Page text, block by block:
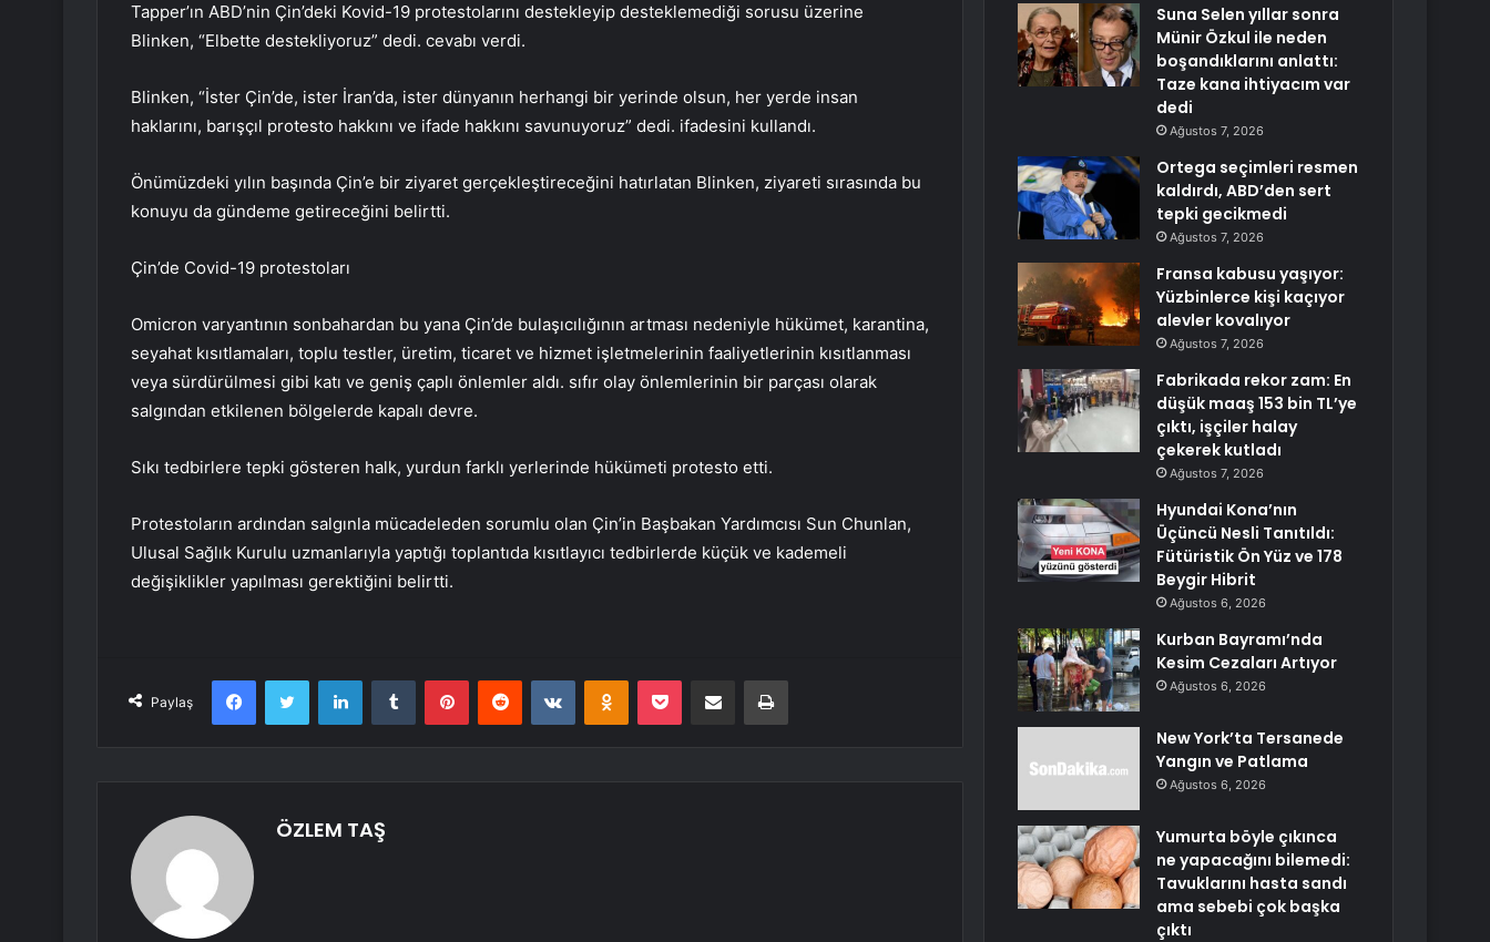
Tapper’ın ABD’nin Çin’deki Kovid-19 protestolarını destekleyip desteklemediği sorusu üzerine
Blinken, “Elbette destekliyoruz” dedi. cevabı verdi.
Blinken, “İster Çin’de, ister İran’da, ister dünyanın herhangi bir yerinde olsun, her yerde insan
haklarını, barışçıl protesto hakkını ve ifade hakkını savunuyoruz” dedi. ifadesini kullandı.
Önümüzdeki yılın başında Çin’e bir ziyaret gerçekleştireceğini hatırlatan Blinken, ziyareti sırasında bu
konuyu da gündeme getireceğini belirtti.
Çin’de Covid-19 protestoları
Omicron varyantının sonbahardan bu yana Çin’de bulaşıcılığının artması nedeniyle hükümet, karantina,
seyahat kısıtlamaları, toplu testler, üretim, ticaret ve hizmet işletmelerinin faaliyetlerinin kısıtlanması
veya sürdürülmesi gibi katı ve geniş çaplı önlemler aldı. sıfır olay önlemlerinin bir parçası olarak
salgından etkilenen bölgelerde kapalı devre.
Sıkı tedbirlere tepki gösteren halk, yurdun farklı yerlerinde hükümeti protesto etti.
Protestoların ardından salgınla mücadeleden sorumlu olan Çin’in Başbakan Yardımcısı Sun Chunlan,
Ulusal Sağlık Kurulu uzmanlarıyla yaptığı toplantıda kısıtlayıcı tedbirlerde küçük ve kademeli
değişiklikler yapılması gerektiğini belirtti.
Paylaş
FacebookTwitter LinkedInTumblr PinterestReddit VKontakteOdnoklassniki
Pocket E-Posta ile paylaş Yazdır
ÖZLEM TAŞ
Suna Selen yıllar sonra
Münir Özkul ile neden
boşandıklarını anlattı:
Taze kana ihtiyacım var
dedi
Ağustos 7, 2026
Ortega seçimleri resmen
kaldırdı, ABD’den sert
tepki gecikmedi
Ağustos 7, 2026
Fransa kabusu yaşıyor:
Yüzbinlerce kişi kaçıyor
alevler kovalıyor
Ağustos 7, 2026
Fabrikada rekor zam: En
düşük maaş 153 bin TL’ye
çıktı, işçiler halay
çekerek kutladı
Ağustos 7, 2026
Hyundai Kona’nın
Üçüncü Nesli Tanıtıldı:
Fütüristik Ön Yüz ve 178
Beygir Hibrit
Ağustos 6, 2026
Kurban Bayramı’nda
Kesim Cezaları Artıyor
Ağustos 6, 2026
New York’ta Tersanede
Yangın ve Patlama
Ağustos 6, 2026
Yumurta böyle çıkınca
ne yapacağını bilemedi:
Tavuklarını hasta sandı
ama sebebi çok başka
çıktı